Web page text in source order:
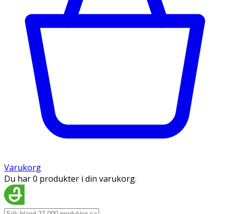
Varukorg
Du har 0 produkter i din varukorg.